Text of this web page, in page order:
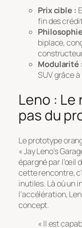
Prix cible :
fin des
biplace,
Modularité :
SUV grâce
Leno : Le
pas du
Le prototype
« Jay Leno’s
épargné par l’œil
cette rencontre,
inutiles. Là où un
l’accélération,
concept.
« Il est